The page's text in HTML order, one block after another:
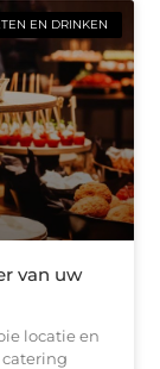
EN DRINKEN
van uw
locatie en